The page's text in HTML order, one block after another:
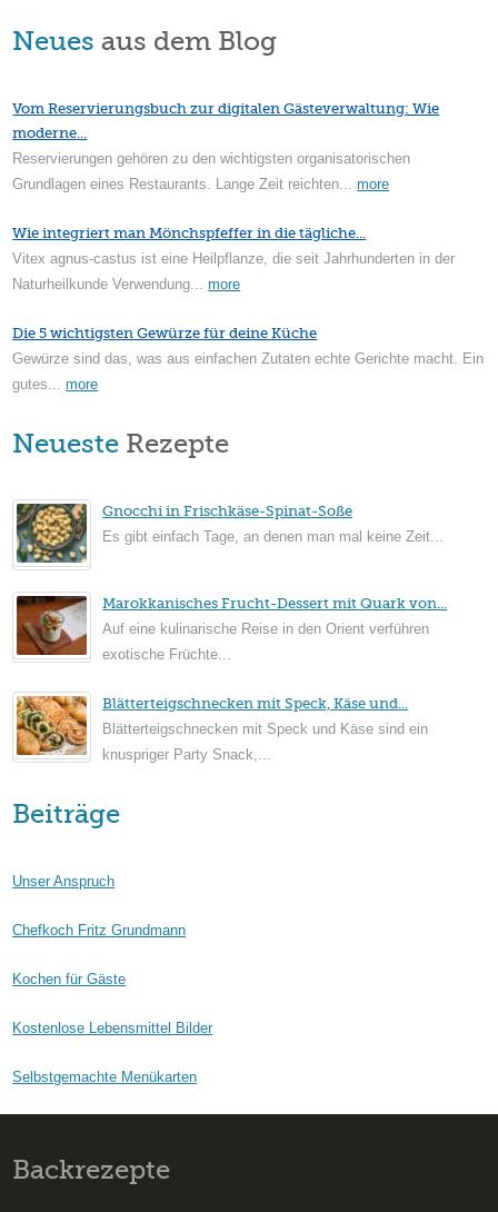
Neues aus dem Blog
Vom Reservierungsbuch zur digitalen Gästeverwaltung: Wie
moderne...
Reservierungen gehören zu den wichtigsten organisatorischen
Grundlagen eines Restaurants. Lange Zeit reichten...more
Wie integriert man Mönchspfeffer in die tägliche...
Vitex agnus-castus ist eine Heilpflanze, die seit Jahrhunderten in der
Naturheilkunde Verwendung...more
Die 5 wichtigsten Gewürze für deine Küche
Gewürze sind das, was aus einfachen Zutaten echte Gerichte macht. Ein
gutes...more
Neueste Rezepte
Gnocchi in Frischkäse-Spinat-Soße
Es gibt einfach Tage, an denen man mal keine Zeit...
Marokkanisches Frucht-Dessert mit Quark von...
Auf eine kulinarische Reise in den Orient verführen
exotische Früchte...
Blätterteigschnecken mit Speck, Käse und...
Blätterteigschnecken mit Speck und Käse sind ein
knuspriger Party Snack,...
Beiträge
Unser Anspruch
Chefkoch Fritz Grundmann
Kochen für Gäste
Kostenlose Lebensmittel Bilder
Selbstgemachte Menükarten
Backrezepte